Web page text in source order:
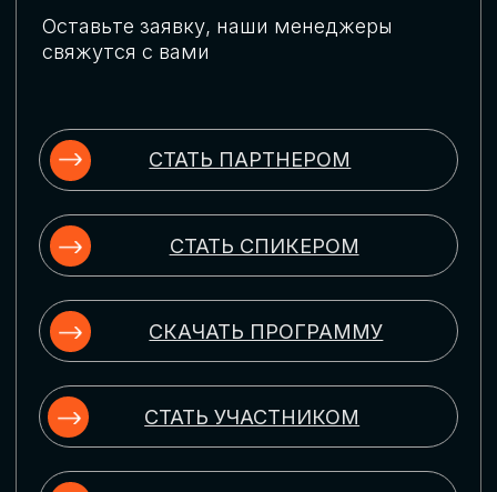
ИСКУССТВЕННЫЙ
Узнаем как компании адаптируются к
новой ИИ-реальности. Как ИИ-
сотрудники становятся
«полноправными» членами команды, как
ИИ-помощники забирают на себя рутину
и как можно значительно увеличить
производительность без огромных
затрат на нейросети
ЦИФРОВИЗАЦИЯ
УПРАВЛЕНИЯ ПЕРСОНАЛОМ
Рассмотрим управление человеческим
комплексные решения для роста
производительности и кейсы
оптимизации процессов найма,
развития, оценки и удержания